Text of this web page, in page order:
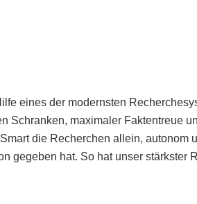
eines der modernsten
Schranken, maximaler Faktentreue
die Recherchen allein,
gegeben hat. So hat unser stärkster